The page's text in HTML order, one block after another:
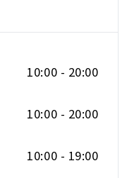
10:00 - 20:00
10:00 - 20:00
10:00 - 19:00